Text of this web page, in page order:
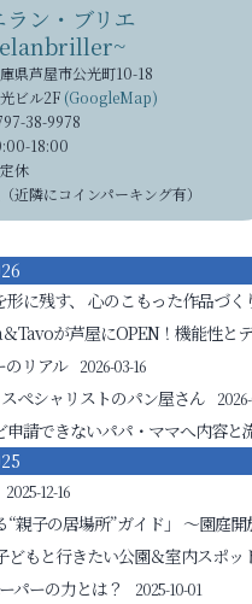
ラン・ブリエ
県芦屋市公光町10-18
ビル2F (GoogleMap)
38-9978
18:00
休
近隣にコインパーキング有）
に残す、 心のこもった作品づく
Tavoが芦屋にOPEN！機能性と
のリアル
2026-03-16
ペシャリストのパン屋さん
請できないパパ・ママへ内容と
2025-12-16
親子の居場所”ガイド」 ～園庭開
どもと行きたい公園＆室内スポ
パーの力とは？
2025-10-01